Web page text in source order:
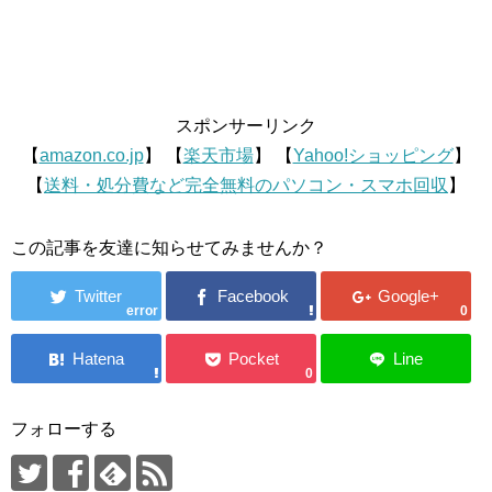
スポンサーリンク
【amazon.co.jp】 【楽天市場】 【Yahoo!ショッピング】
【送料・処分費など完全無料のパソコン・スマホ回収 】
この記事を友達に知らせてみませんか？
error 0
0
フォローする